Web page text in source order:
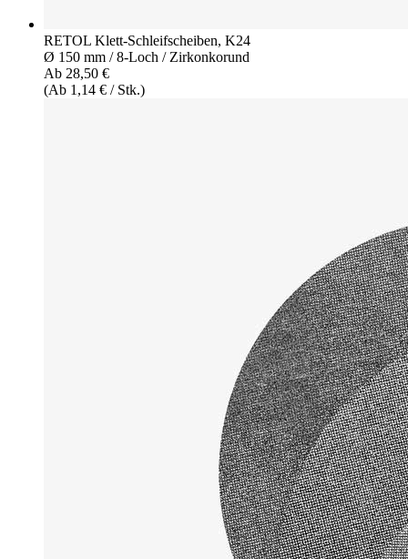
RETOL Klett-Schleifscheiben, K24
Ø 150 mm / 8-Loch / Zirkonkorund
Ab 28,50 €
(Ab 1,14 € / Stk.)